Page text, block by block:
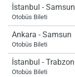
İstanbul - Samsun
Otobüs Bileti
Ankara - Samsun
Otobüs Bileti
İstanbul - Trabzon
Otobüs Bileti